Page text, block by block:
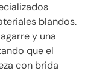
blandos.
y una
que el
con brida